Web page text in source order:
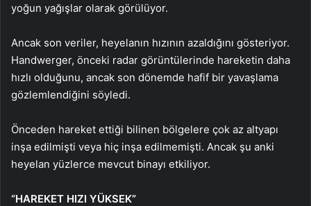
yoğun yağışlar olarak görülüyor.
Ancak son veriler, heyelanın hızının azaldığını gösteriyor.
Handwerger, önceki radar görüntülerinde hareketin daha
hızlı olduğunu, ancak son dönemde hafif bir yavaşlama
gözlemlendiğini söyledi.
Önceden hareket ettiği bilinen bölgelere çok az altyapı
inşa edilmişti veya hiç inşa edilmemişti. Ancak şu anki
heyelan yüzlerce mevcut binayı etkiliyor.
“HAREKET HIZI YÜKSEK”